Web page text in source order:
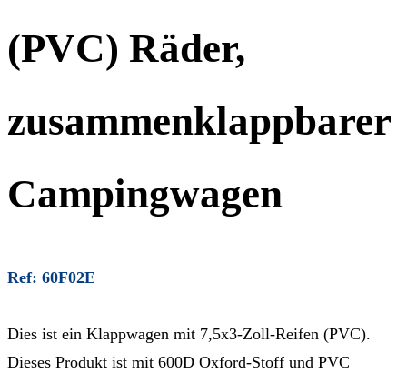
(PVC) Räder,
zusammenklappbarer
Campingwagen
Ref: 60F02E
Dies ist ein Klappwagen mit 7,5x3-Zoll-Reifen (PVC).
Dieses Produkt ist mit 600D Oxford-Stoff und PVC